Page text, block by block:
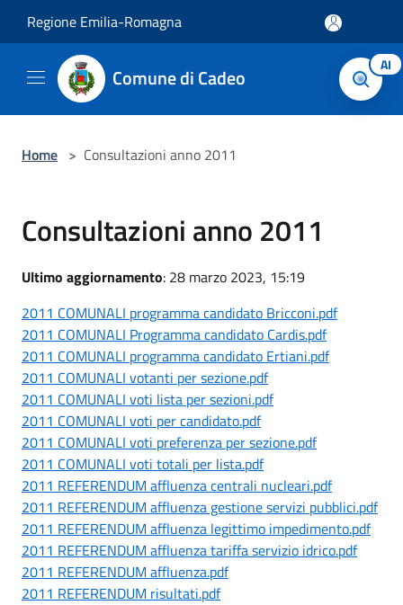
Regione Emilia-Romagna
Comune di Cadeo AI
Home > Consultazioni anno 2011
Consultazioni anno 2011
Ultimo aggiornamento: 28 marzo 2023, 15:19
2011 COMUNALI programma candidato Bricconi.pdf
2011 COMUNALI Programma candidato Cardis.pdf
2011 COMUNALI programma candidato Ertiani.pdf
2011 COMUNALI votanti per sezione.pdf
2011 COMUNALI voti lista per sezioni.pdf
2011 COMUNALI voti per candidato.pdf
2011 COMUNALI voti preferenza per sezione.pdf
2011 COMUNALI voti totali per lista.pdf
2011 REFERENDUM affluenza centrali nucleari.pdf
2011 REFERENDUM affluenza gestione servizi pubblici.pdf
2011 REFERENDUM affluenza legittimo impedimento.pdf
2011 REFERENDUM affluenza tariffa servizio idrico.pdf
2011 REFERENDUM affluenza.pdf
2011 REFERENDUM risultati.pdf